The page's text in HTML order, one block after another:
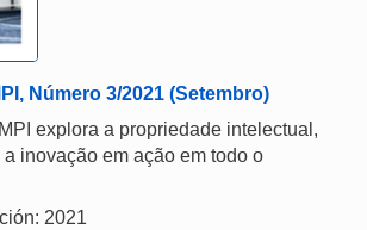
Número 3/2021 (Setembro)
explora a propriedade intelectual,
inovação em ação em todo o
2021